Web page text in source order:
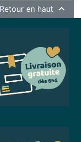
Retour en haut 